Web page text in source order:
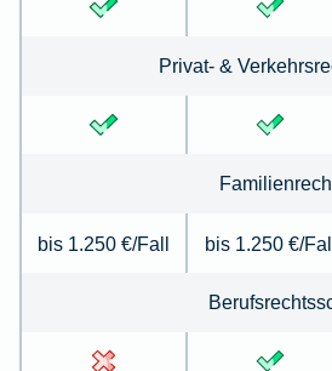
Privat- &
bis 1.250 €/Fall bis 1.250 €/